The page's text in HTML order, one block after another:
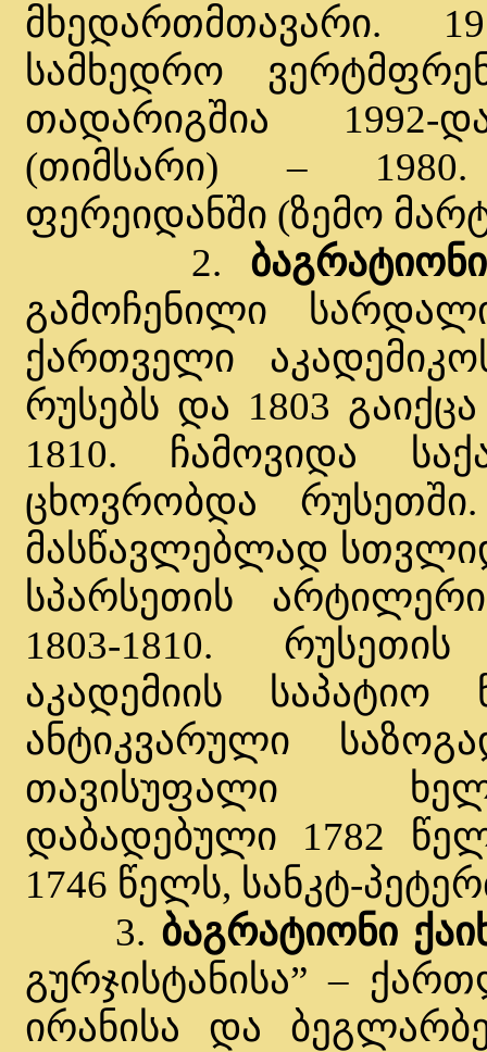
მხედართმთავარი.
სამხედრო
თადარიგშია 1992-
(თიმსარი) – 1980.
ფერეიდანში (ზემო
2.
გამოჩენილი
ქართველი
რუსებს და 1803
1810. ჩამოვიდა
ცხოვრობდა
მასწავლებლად
სპარსეთის
1803-1810.
აკადემიის საპატიო
ანტიკვარული
თავისუფალი
დაბადებული 1782
1746 წელს, სანკტ-
3. ბაგრატიონი
გურჯისტანისა” –
ირანისა და